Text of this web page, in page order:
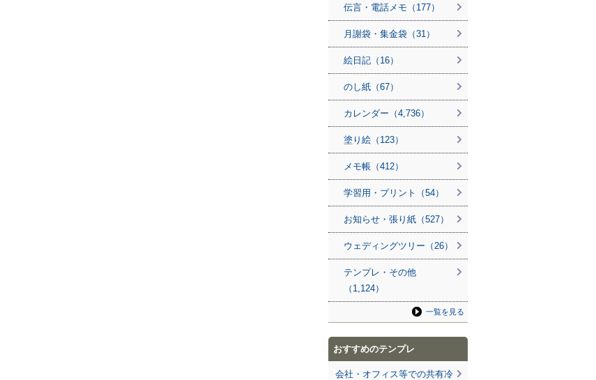
伝言・電話メモ（177）
月謝袋・集金袋（31）
絵日記（16）
のし紙（67）
カレンダー（4,736）
塗り絵（123）
メモ帳（412）
学習用・プリント（54）
お知らせ・張り紙（527）
ウェディングツリー（26）
テンプレ・その他
（1,124）
一覧を見る
おすすめのテンプレ
会社・オフィス等での共有冷